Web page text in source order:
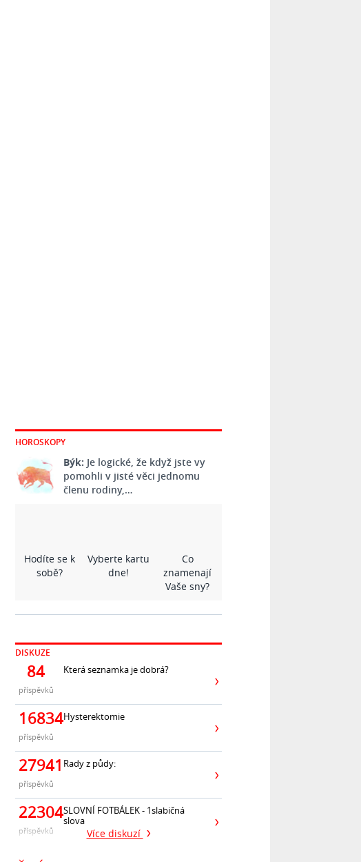
HOROSKOPY
Býk: Je logické, že když jste vy
pomohli v jisté věci jednomu
členu rodiny,…
Hodíte se k
sobě?
Vyberte kartu
dne!
Co
znamenají
Vaše sny?
DISKUZE
84
příspěvků
Která seznamka je dobrá?
16834
příspěvků
Hysterektomie
27941
příspěvků
Rady z půdy:
22304
příspěvků
SLOVNÍ FOTBÁLEK - 1slabičná
slova
Více diskuzí